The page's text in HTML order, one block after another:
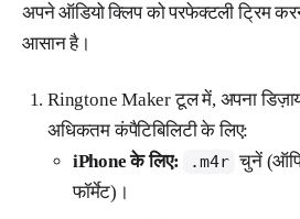
अपने ऑडियो क्लिप को परफेक्टली ट्रिम
आसान है।
Ringtone Maker टूल में, अपना
अधिकतम कंपैटिबिलिटी के लिए:
iPhone के लिए:
.m4r चुनें
फॉर्मेट)।